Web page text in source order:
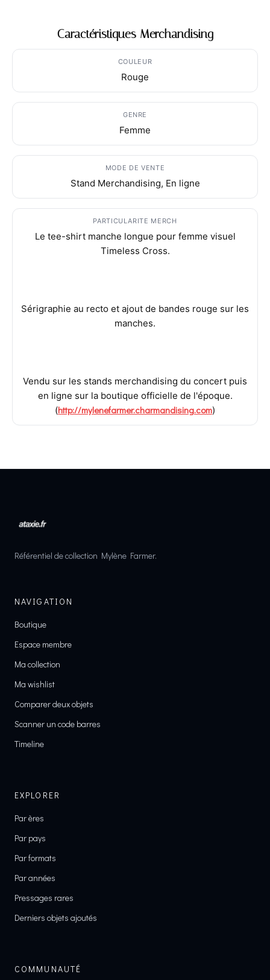
Caractéristiques Merchandising
COULEUR
Rouge
GENRE
Femme
MODE DE VENTE
Stand Merchandising, En ligne
PARTICULARITE MERCH
Le tee-shirt manche longue pour femme visuel
Timeless Cross.
Sérigraphie au recto et ajout de bandes rouge sur les
manches.
Vendu sur les stands merchandising du concert puis
en ligne sur la boutique officielle de l'époque.
(http://mylenefarmer.charmandising.com)
Référentiel de collection Mylène Farmer.
NAVIGATION
Boutique
Espace membre
Ma collection
Ma wishlist
Comparer deux objets
Scanner un code barres
Timeline
EXPLORER
Par ères
Par pays
Par formats
Par années
Pressages rares
Derniers objets ajoutés
COMMUNAUTÉ